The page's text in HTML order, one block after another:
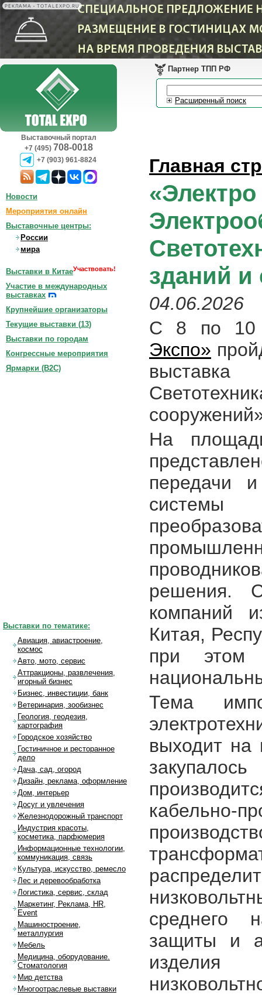
РЕКЛАМА • TOTALEXPO.RU
Выставочный портал
+7 (495) 708-0018
+7 (903) 961-8824
Партнер ТПП РФ
Расширенный поиск
Главная
зданий и
04.06.2026
С 8 по
Экспо»
выставка
На
передачи и
системы
решения.
компаний
Китая,
при этом
Тема
выходит на
среднего
защиты и
изделия
Новости
Мероприятия онлайн
Выставочные центры:
России
мира
Выставки в КитаеУчаствовать!
Участие в международных
выставках
Крупнейшие организаторы
Текущие выставки (13)
Выставки по городам
Конгрессные мероприятия
Ярмарки (B2C)
Выставки по тематике:
Авиация, авиастроение,
космос
Авто, мото, сервис
Аттракционы, развлечения,
игорный бизнес
Бизнес, инвестиции, банк
Ветеринария, зообизнес
Геология, геодезия,
картография
Городское хозяйство
Гостиничное и ресторанное
дело
Дача, сад, огород
Дизайн, реклама, оформление
Дом, интерьер
Досуг и увлечения
Железнодорожный транспорт
Индустрия красоты,
косметика, парфюмерия
Информационные технологии,
коммуникация, связь
Культура, искусство, ремесло
Лес и деревообработка
Логистика, сервис, склад
Маркетинг, Реклама, HR,
Event
Машиностроение,
металлургия
Мебель
Медицина, оборудование.
Стоматология
Мир детства
Многоотраслевые выставки